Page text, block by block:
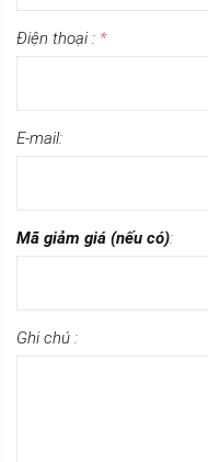
Điện thoại : *
E-mail:
Mã giảm giá (nếu có):
Ghi chú :